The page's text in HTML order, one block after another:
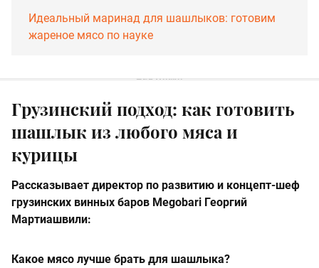
Идеальный маринад для шашлыков: готовим
жареное мясо по науке
Грузинский подход: как готовить
шашлык из любого мяса и
курицы
Рассказывает директор по развитию и концепт-шеф
грузинских винных баров Megobari Георгий
Мартиашвили:
Какое мясо лучше брать для шашлыка?